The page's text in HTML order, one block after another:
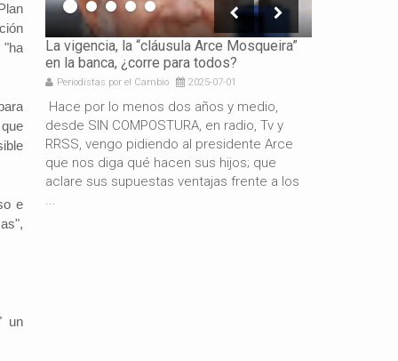
e
un
es
La vigencia, la “cláusula Arce Mosqueira”
en la banca, ¿corre para todos?
Periodistas por el Cambio 2025-07-01
Hace por lo menos dos años y medio,
desde SIN COMPOSTURA, en radio, Tv y
RRSS, vengo pidiendo al presidente Arce
que nos diga qué hacen sus hijos; que
aclare sus supuestas ventajas frente a los
...